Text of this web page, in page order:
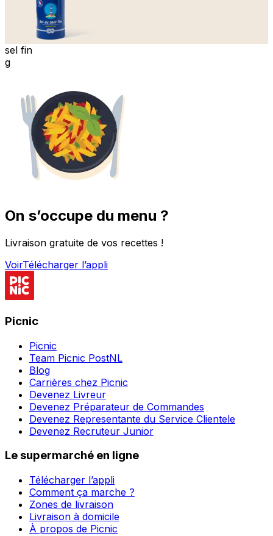
sel fin
g
On s’occupe du menu ?
Livraison gratuite de vos recettes !
VoirTélécharger l’appli
Picnic
Picnic
Team Picnic PostNL
Blog
Carrières chez Picnic
Devenez Livreur
Devenez Préparateur de Commandes
Devenez Representante du Service Clientele
Devenez Recruteur Junior
Le supermarché en ligne
Télécharger l’appli
Comment ça marche ?
Zones de livraison
Livraison à domicile
À propos de Picnic